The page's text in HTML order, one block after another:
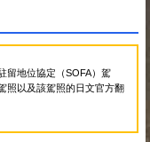
留地位協定（SOFA）駕
照以及該駕照的日文官方翻